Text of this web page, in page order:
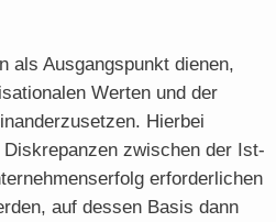
als Ausgangspunkt dienen,
Werten und der
Hierbei
zwischen der Ist-
erforderlichen
auf dessen Basis dann